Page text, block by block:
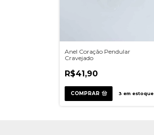
Anel Coração Pendular
Cravejado
R$41,90
COMPRAR 3 em estoque